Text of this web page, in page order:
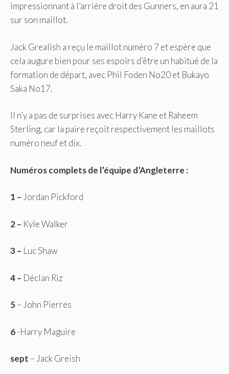
impressionnant à l’arrière droit des Gunners, en aura 21
sur son maillot.
Jack Grealish a reçu le maillot numéro 7 et espère que
cela augure bien pour ses espoirs d’être un habitué de la
formation de départ, avec Phil Foden No20 et Bukayo
Saka No17.
Il n’y a pas de surprises avec Harry Kane et Raheem
Sterling, car la paire reçoit respectivement les maillots
numéro neuf et dix.
Numéros complets de l’équipe d’Angleterre :
1 – Jordan Pickford
2 – Kyle Walker
3 – Luc Shaw
4 – Déclan Riz
5– John Pierres
6-Harry Maguire
sept – Jack Greish